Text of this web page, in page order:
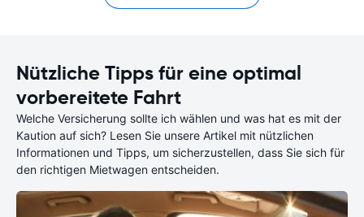
Nützliche Tipps für eine optimal
vorbereitete Fahrt
Welche Versicherung sollte ich wählen und was hat es mit der
Kaution auf sich? Lesen Sie unsere Artikel mit nützlichen
Informationen und Tipps, um sicherzustellen, dass Sie sich für
den richtigen Mietwagen entscheiden.